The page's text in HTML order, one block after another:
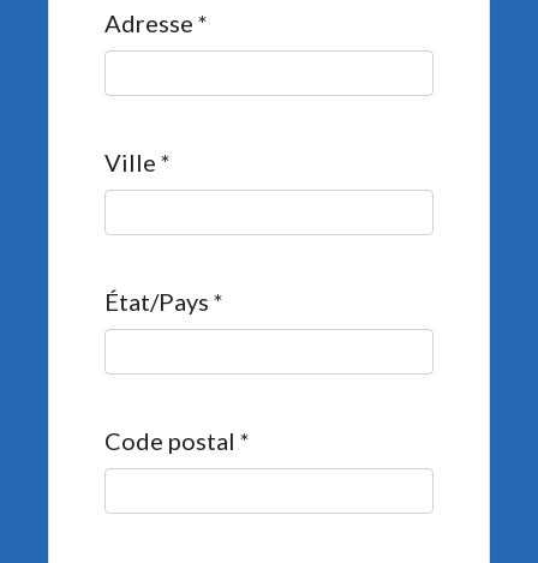
Adresse *
Ville *
État/Pays *
Code postal *